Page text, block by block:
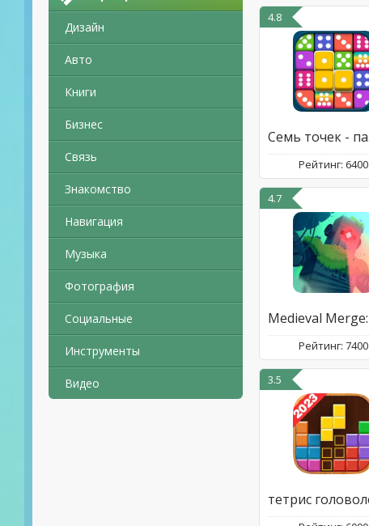
Дизайн
Авто
Книги
Бизнес
Связь
Знакомство
Навигация
Музыка
Фотография
Социальные
Инструменты
Видео
4.8
Рейтинг: 6400
4.7
Рейтинг: 7400
3.5